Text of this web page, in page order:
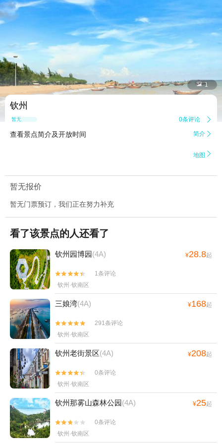
 1
钦州
暂无点评 0条评论 
查看景点简介及开放时间 简介 
地图 
暂无报价
暂无门票预订，我们正在努力补充
看了该景点的人还看了
钦州园博园(4A) ¥28.8起


1条评论
钦州·钦南区
三娘湾(4A) ¥168起


291条评论
钦州·钦南区
钦州老街景区(4A) ¥208起


0条评论
钦州·钦南区
钦州那雾山森林公园(4A) ¥25起


0条评论
钦州·钦南区
